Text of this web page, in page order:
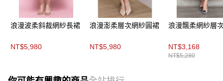
浪漫波柔斜裁網紗長裙
NT$5,980
浪漫澎柔層次網紗圓裙
NT$5,980
浪漫飄柔網紗層
NT$3,168
NT$5,280